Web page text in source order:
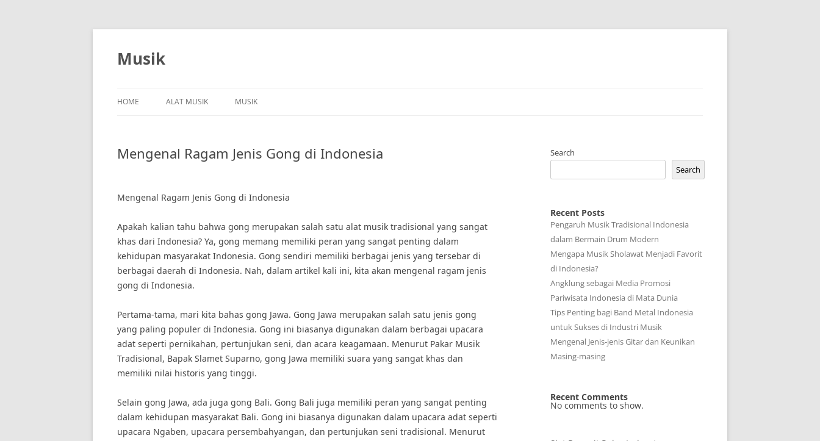
Skip
Musik
HOME ALAT MUSIK MUSIK
Mengenal Ragam Jenis Gong di Indonesia
Mengenal Ragam Jenis Gong di Indonesia
Apakah kalian tahu bahwa gong merupakan salah satu alat musik tradisional yang sangat
khas dari Indonesia? Ya, gong memang memiliki peran yang sangat penting dalam
kehidupan masyarakat Indonesia. Gong sendiri memiliki berbagai jenis yang tersebar di
berbagai daerah di Indonesia. Nah, dalam artikel kali ini, kita akan mengenal ragam jenis
gong di Indonesia.
Pertama-tama, mari kita bahas gong Jawa. Gong Jawa merupakan salah satu jenis gong
yang paling populer di Indonesia. Gong ini biasanya digunakan dalam berbagai upacara
adat seperti pernikahan, pertunjukan seni, dan acara keagamaan. Menurut Pakar Musik
Tradisional, Bapak Slamet Suparno, gong Jawa memiliki suara yang sangat khas dan
memiliki nilai historis yang tinggi.
Selain gong Jawa, ada juga gong Bali. Gong Bali juga memiliki peran yang sangat penting
dalam kehidupan masyarakat Bali. Gong ini biasanya digunakan dalam upacara adat seperti
upacara Ngaben, upacara persembahyangan, dan pertunjukan seni tradisional. Menurut
Search
Search
Recent Posts
Pengaruh Musik Tradisional Indonesia
dalam Bermain Drum Modern
Mengapa Musik Sholawat Menjadi Favorit
di Indonesia?
Angklung sebagai Media Promosi
Pariwisata Indonesia di Mata Dunia
Tips Penting bagi Band Metal Indonesia
untuk Sukses di Industri Musik
Mengenal Jenis-jenis Gitar dan Keunikan
Masing-masing
Recent Comments
No comments to show.